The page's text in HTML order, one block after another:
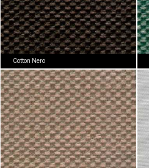
Cotton Nero